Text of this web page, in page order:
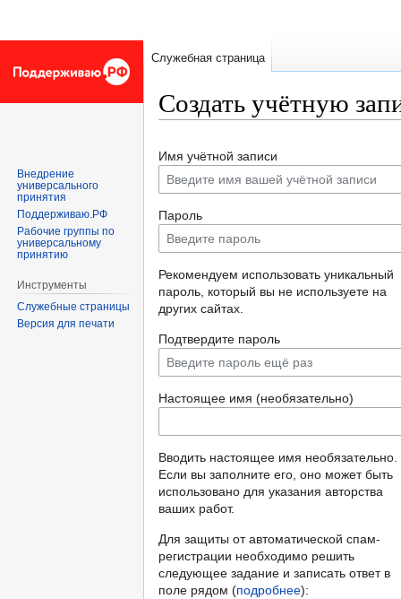
Создать учётную
к
навигации
к
поиску
Имя учётной записи
Пароль
Рекомендуем использовать уникальный
пароль, который вы не используете на
других сайтах.
Подтвердите пароль
Настоящее имя (необязательно)
Вводить настоящее имя необязательно.
Если вы заполните его, оно может быть
использовано для указания авторства
ваших работ.
Для защиты от автоматической спам-
регистрации необходимо решить
следующее задание и записать ответ в
поле рядом (подробнее):
Служебная страница
Внедрение
универсального
принятия
Поддерживаю.РФ
Рабочие группы по
универсальному
принятию
Инструменты
Служебные страницы
Версия для печати